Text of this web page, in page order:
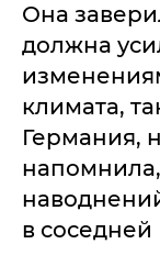
Она
должна
климата,
Германия,
напомнила,
в соседней